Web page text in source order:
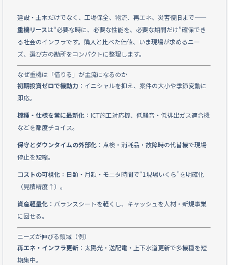
建設・土木だけでなく、工場保全、物流、再エネ、災害復旧まで——
重機リースは“必要な時に、必要な性能を、必要な期間だけ”確保でき
る社会のインフラです。購入と比べた価値、いま現場が求めるニー
ズ、選び方の勘所をコンパクトに整理します。
なぜ重機は「借りる」が主流になるのか
初期投資ゼロで機動力 ：イニシャルを抑え、案件の大小や季節変動に
即応。
機種・仕様を常に最新化：ICT施工対応機、低騒音・低排出ガス適合機
などを都度チョイス。
保守とダウンタイムの外部化：点検・消耗品・故障時の代替機で現場
停止を短縮。
コストの可視化：日額・月額・モニタ時間で“1現場いくら”を明確化
（見積精度↑）。
資産軽量化：バランスシートを軽くし、キャッシュを人材・新規事業
に回せる。
ニーズが伸びる領域（例）
再エネ・インフラ更新：太陽光・送配電・上下水道更新で多機種を短
期集中。